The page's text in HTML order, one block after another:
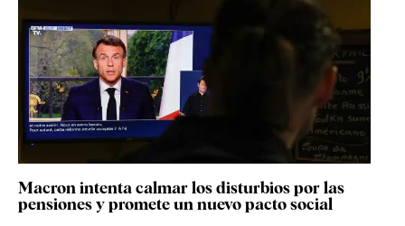
Macron intenta calmar los disturbios por las
pensiones y promete un nuevo pacto social